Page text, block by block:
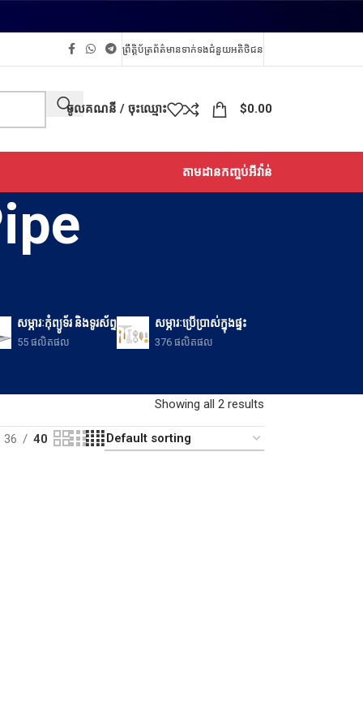
ព្រឹត្តិប័ត្រព័ត៌មានទាក់ទងជំនួយអតិថិជន
ចូលគណនី / ចុះឈ្មោះ $0.00
តាមដានកញ្ចប់អីវ៉ាន់
សម្ភារៈកុំព្យូទ័រ និងទូរស័ព្ទ
55 ផលិតផល
សម្ភារៈប្រើប្រាស់ក្នុងផ្ទះ
376 ផលិតផល
Showing all 2 results
36 40